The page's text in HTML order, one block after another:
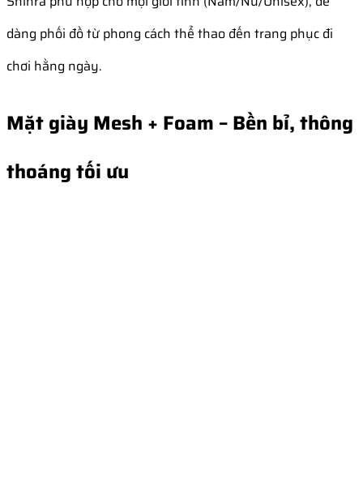
dàng phối đồ từ phong cách thể thao đến trang phục đi
chơi hằng ngày.
Mặt giày Mesh + Foam – Bền bỉ, thông
thoáng tối ưu